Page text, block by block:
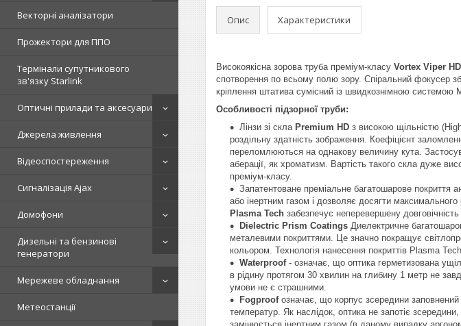
Векторні аналізатори
Прожектори для ППО
Термінали супутникового
зв'язку Starlink
Оптичні прилади та аксесуари
Джерела живлення
Відеоспостереження
Сигналізація Ajax
Домофони
Дизельні та бензинові
генератори
Мережеве обладнання
Метеостанції
Опис Характеристики
Високоякісна зорова труба преміум-класу Vortex Viper
спотворення по всьому полю зору. Спіральний фокусер
кріплення штатива сумісний із швидкознімною
Особливості підзорної труби:
Лінзи зі скла Premium HD з високою щільністю
роздільну здатність зображення. Коефіцієнт
переломлюються на однакову величину кута.
аберації, як хроматизм. Вартість такого скла дуже
преміум-класу.
Запатентоване преміальне багатошарове покриття
або інертним газом і дозволяє досягти максимального
Plasma Tech забезпечує неперевершену довговічність
Dielectric Prism Coatings Диелектричне
металевими покриттями. Це значно покращує
кольором. Технологія нанесення покриттів Plasma
Waterproof- означає, що оптика герметизована
в рідину протягом 30 хвилин на глибину 1 метр не
умови не є страшними.
Fogproofозначає, що корпус зсередини заповнений
температур. Як наслідок, оптика не запотіє